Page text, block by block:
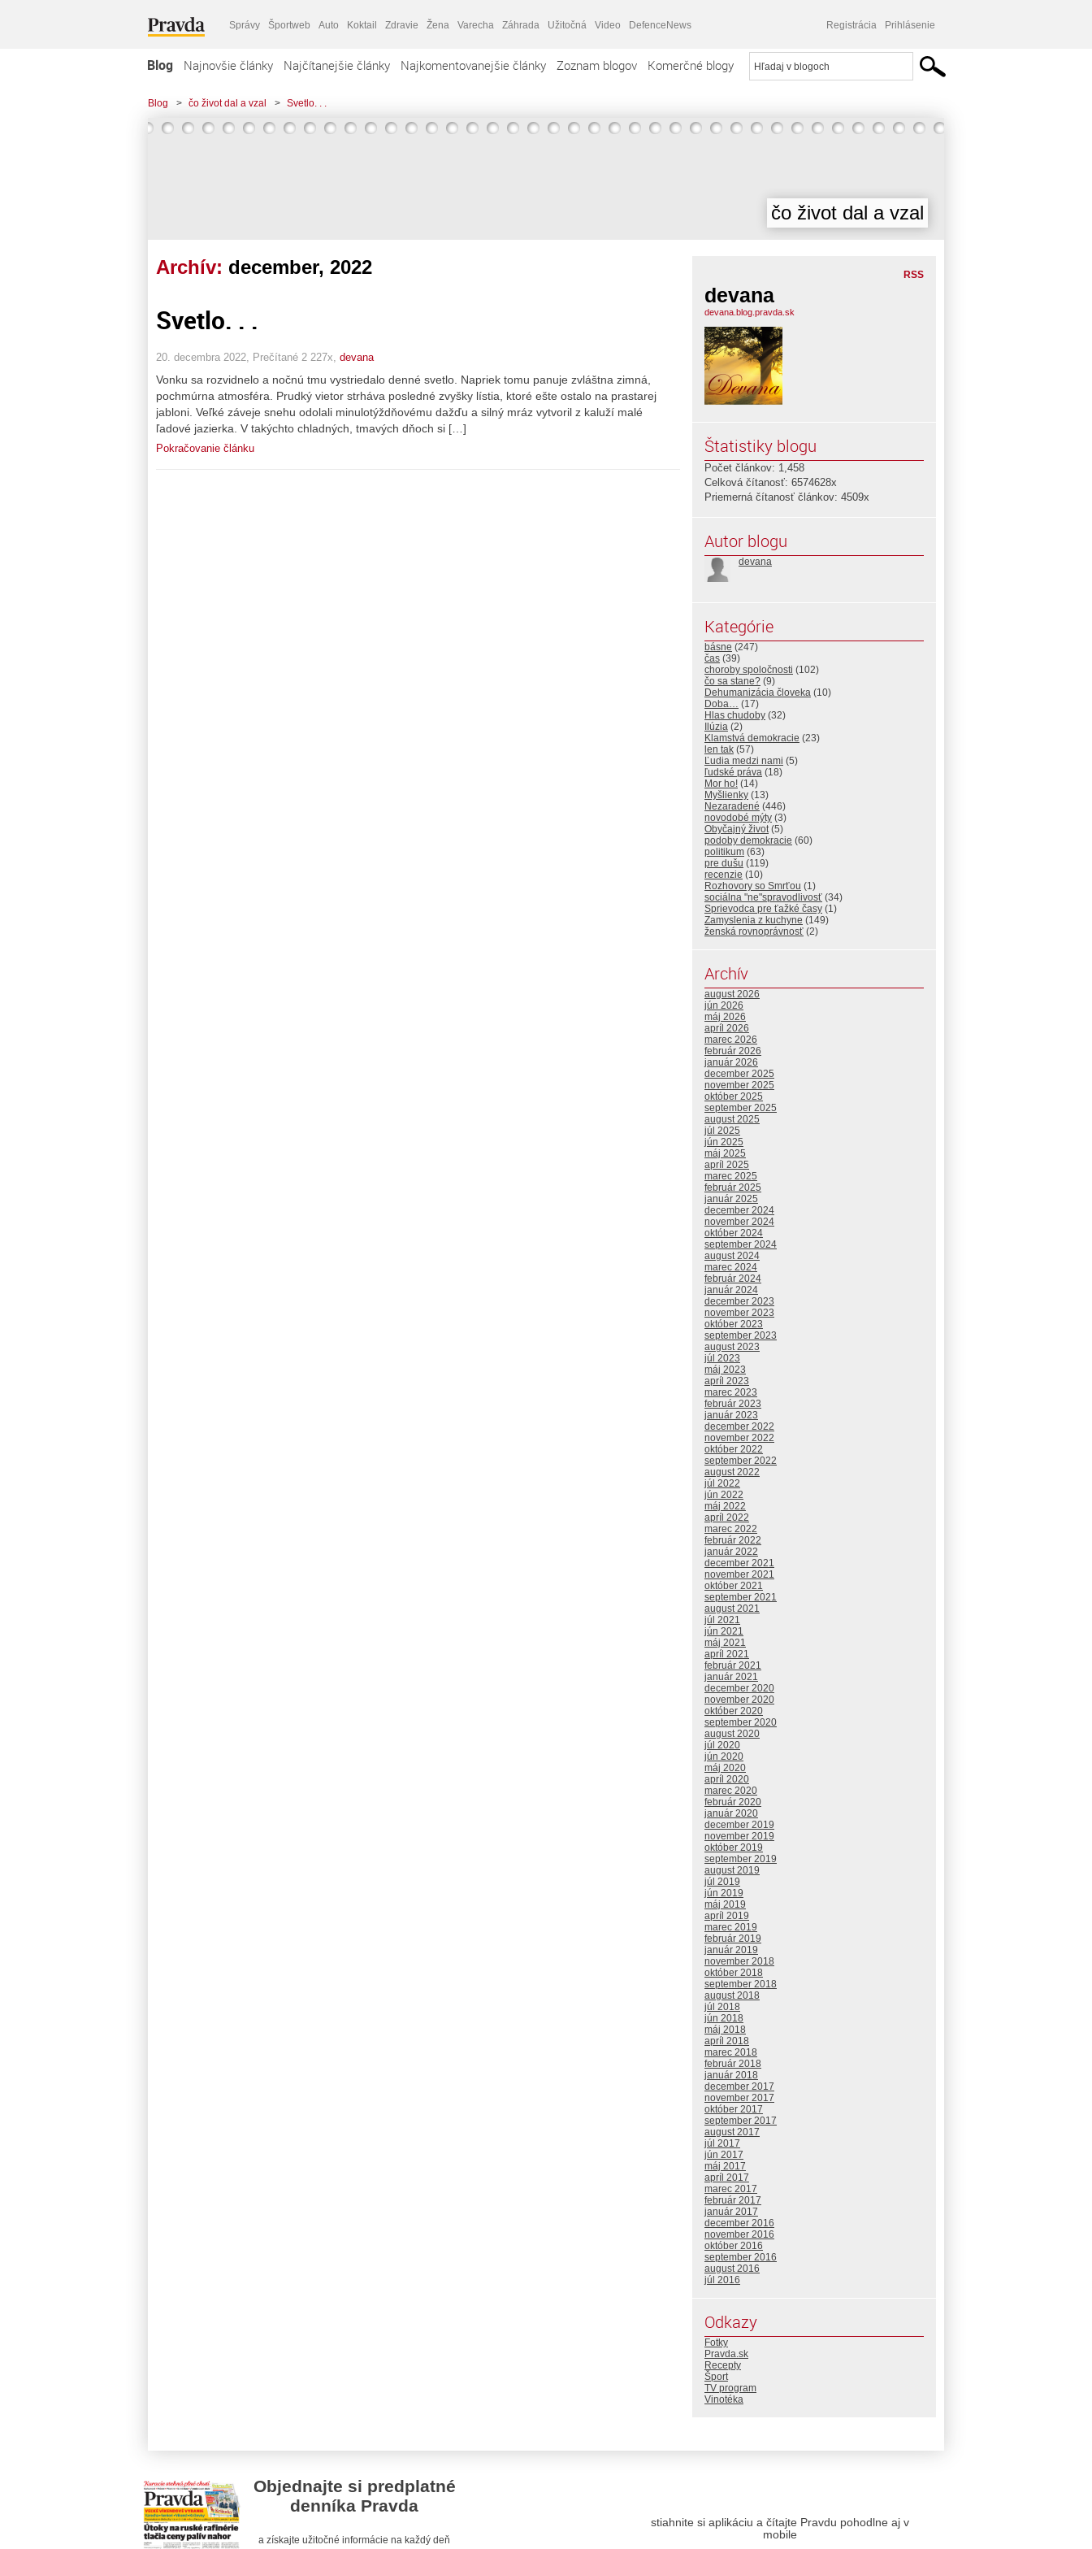
Správy Športweb Auto Koktail Zdravie Žena Varecha Záhrada Užitočná Video DefenceNews Registrácia Prihlásenie
Blog Najnovšie články Najčítanejšie články Najkomentovanejšie články Zoznam blogov Komerčné blogy
Blog > čo život dal a vzal > Svetlo. . .
čo život dal a vzal
Archív: december, 2022
Svetlo. . .
20. decembra 2022, Prečítané 2 227x, devana
Vonku sa rozvidnelo a nočnú tmu vystriedalo denné svetlo. Napriek tomu panuje zvláštna zimná,
pochmúrna atmosféra. Prudký vietor strháva posledné zvyšky lístia, ktoré ešte ostalo na prastarej
jabloni. Veľké záveje snehu odolali minulotýždňovému dažďu a silný mráz vytvoril z kaluží malé
ľadové jazierka. V takýchto chladných, tmavých dňoch si […]
Pokračovanie článku
RSS
devana
devana.blog.pravda.sk
Štatistiky blogu
Počet článkov: 1,458
Celková čítanosť: 6574628x
Priemerná čítanosť článkov: 4509x
Autor blogu
devana
Kategórie
básne (247)
čas (39)
choroby spoločnosti (102)
čo sa stane? (9)
Dehumanizácia človeka (10)
Doba… (17)
Hlas chudoby (32)
Ilúzia (2)
Klamstvá demokracie (23)
len tak (57)
Ľudia medzi nami (5)
ľudské práva (18)
Mor ho! (14)
Myšlienky (13)
Nezaradené (446)
novodobé mýty (3)
Obyčajný život(5)
podoby demokracie (60)
politikum (63)
pre dušu (119)
recenzie (10)
Rozhovory so Smrťou (1)
sociálna "ne"spravodlivosť (34)
Sprievodca pre ťažké časy (1)
Zamyslenia z kuchyne (149)
ženská rovnoprávnosť (2)
Archív
august 2026
jún 2026
máj 2026
apríl 2026
marec 2026
február 2026
január 2026
december 2025
november 2025
október 2025
september 2025
august 2025
júl 2025
jún 2025
máj 2025
apríl 2025
marec 2025
február 2025
január 2025
december 2024
november 2024
október 2024
september 2024
august 2024
marec 2024
február 2024
január 2024
december 2023
november 2023
október 2023
september 2023
august 2023
júl 2023
máj 2023
apríl 2023
marec 2023
február 2023
január 2023
december 2022
november 2022
október 2022
september 2022
august 2022
júl 2022
jún 2022
máj 2022
apríl 2022
marec 2022
február 2022
január 2022
december 2021
november 2021
október 2021
september 2021
august 2021
júl 2021
jún 2021
máj 2021
apríl 2021
február 2021
január 2021
december 2020
november 2020
október 2020
september 2020
august 2020
júl 2020
jún 2020
máj 2020
apríl 2020
marec 2020
február 2020
január 2020
december 2019
november 2019
október 2019
september 2019
august 2019
júl 2019
jún 2019
máj 2019
apríl 2019
marec 2019
február 2019
január 2019
november 2018
október 2018
september 2018
august 2018
júl 2018
jún 2018
máj 2018
apríl 2018
marec 2018
február 2018
január 2018
december 2017
november 2017
október 2017
september 2017
august 2017
júl 2017
jún 2017
máj 2017
apríl 2017
marec 2017
február 2017
január 2017
december 2016
november 2016
október 2016
september 2016
august 2016
júl 2016
Odkazy
Fotky
Pravda.sk
Recepty
Šport
TV program
Vinotéka
Objednajte si predplatné
denníka Pravda
a získajte užitočné informácie na každý deň
stiahnite si aplikáciu a čítajte Pravdu pohodlne aj v
mobile